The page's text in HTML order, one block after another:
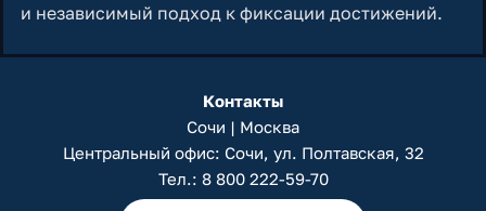
и независимый подход к фиксации достижений.
Контакты
Сочи | Москва
Центральный офис: Сочи, ул. Полтавская, 32
Тел.: 8 800 222-59-70